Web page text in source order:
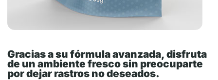
Gracias a su fórmula avanzada, disfruta
de un ambiente fresco sin preocuparte
por dejar rastros no deseados.